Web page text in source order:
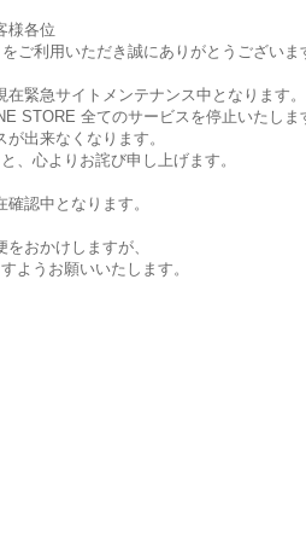
様各位
ご利用いただき誠にありがとうございま
在緊急サイトメンテナンス中となります。
STORE 全てのサービスを停止いたしま
出来なくなります。
、 心よりお詫び申し上げます。
認中となります。
おかけしますが、
ようお願いいたします。